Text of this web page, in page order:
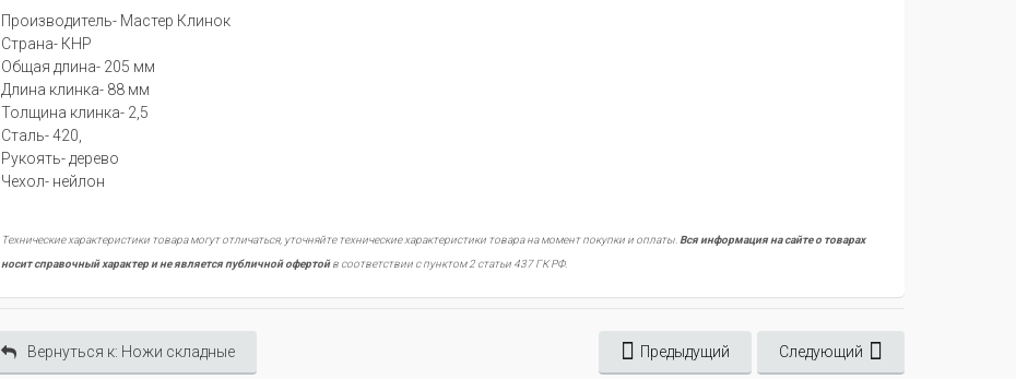
Производитель- Мастер Клинок
Страна- КНР
Oбщая длина- 205 мм
Длина клинка- 88 мм
Толщина клинка- 2,5
Сталь- 420,
Рукоять- дерево
Чехол- нейлон
Технические характеристики товара могут отличаться, уточняйте технические характеристики товара на момент покупки и оплаты.Вся информация на сайте о товарах
носит справочный характер и не является публичной офертойв соответствии с пунктом 2 статьи 437 ГК РФ.
Вернуться к: Ножи складные Предыдущий Следующий